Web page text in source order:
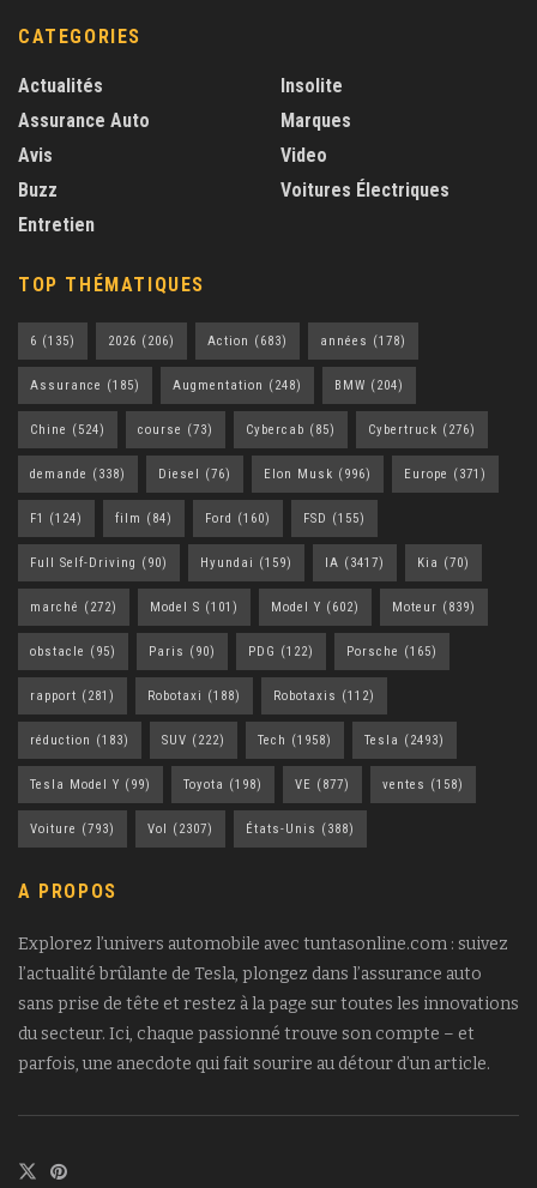
CATEGORIES
Actualités
Assurance Auto
Avis
Buzz
Entretien
Insolite
Marques
Video
Voitures Électriques
TOP THÉMATIQUES
6 (135) 2026 (206) Action (683) années (178)
Assurance (185) Augmentation (248) BMW (204)
Chine (524) course (73) Cybercab (85) Cybertruck (276)
demande (338) Diesel (76) Elon Musk (996) Europe (371)
F1 (124) film (84) Ford (160) FSD (155)
Full Self-Driving (90) Hyundai (159) IA (3417) Kia (70)
marché (272) Model S (101) Model Y (602) Moteur (839)
obstacle (95) Paris (90) PDG (122) Porsche (165)
rapport (281) Robotaxi (188) Robotaxis (112)
réduction (183) SUV (222) Tech (1958) Tesla (2493)
Tesla Model Y (99) Toyota (198) VE (877) ventes (158)
Voiture (793) Vol (2307) États-Unis (388)
A PROPOS
Explorez l’univers automobile avec tuntasonline.com : suivez
l’actualité brûlante de Tesla, plongez dans l’assurance auto
sans prise de tête et restez à la page sur toutes les innovations
du secteur. Ici, chaque passionné trouve son compte – et
parfois, une anecdote qui fait sourire au détour d’un article.